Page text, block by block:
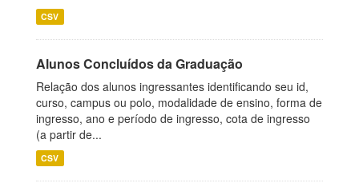
CSV
Alunos Concluídos da Graduação
Relação dos alunos ingressantes identificando seu id,
curso, campus ou polo, modalidade de ensino, forma de
ingresso, ano e período de ingresso, cota de ingresso
(a partir de...
CSV